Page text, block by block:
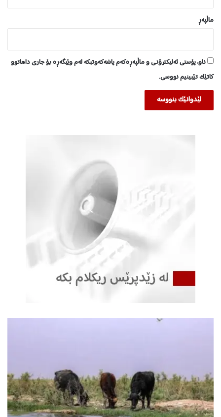
ماڵپه‌ڕ
ناو، پۆستی ئەلیکترۆنی و ماڵپەڕەکەم پاشەکەوتبکە لەم وێبگەڕە بۆ جاری داهاتوو
کاتێک تێبینیم نووسی.